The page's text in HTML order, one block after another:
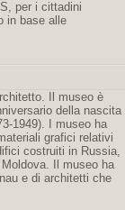
per i cittadini
in base alle
Il museo è
della nascita
1949). I museo ha
grafici relativi
costruiti in Russia,
Il museo ha
e di architetti che